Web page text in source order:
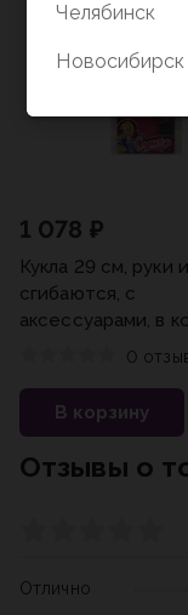
1 078 ₽
Кукла 29 см, руки
сгибаются, с
аксессуарами, в
0
В корзину
Отзывы о
Отлично
Челябинск
Новосибирск